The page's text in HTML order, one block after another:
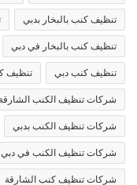
تنظيف كنب بالبخار بدبي
تنظيف كنب بالبخار في دبي
تنظيف كنب دبي تنظيف
شركات تنظيف الكنب الشارقة
شركات تنظيف الكنب بدبي
شركات تنظيف الكنب في دبي
شركات تنظيف كنب الشارقة